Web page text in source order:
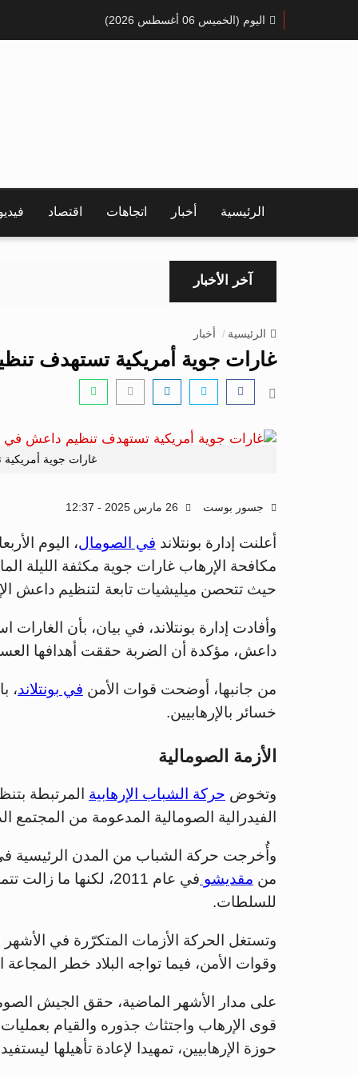
اليوم (الخميس 06 أغسطس 2026)
الرئيسية أخبار اتجاهات اقتصاد
آخر الأخبار
الرئيسية أخبار
غارات جوية أمريكية تستهدف
غارات جوية أمريكية
جسور بوست
أعلنت إدارة بونتلاند في الصومال، اليوم
مكافحة الإرهاب غارات جوية مكثفة الليلة
حيث تتحصن ميليشيات تابعة لتنظيم داعش
وأفادت إدارة بونتلاند، في بيان، بأن
داعش، مؤكدة أن الضربة حققت أهدافها
من جانبها، أوضحت قوات الأمن في بونتلاند،
خسائر بالإرهابيين.
الأزمة الصومالية
وتخوض حركة الشباب الإرهابية
الفيدرالية الصومالية المدعومة من المجتمع
وأُخرجت حركة الشباب من المدن الرئيسية
من مقديشو
في عام 2011، لكنها
للسلطات.
وتستغل الحركة الأزمات المتكرّرة في
وقوات الأمن، فيما تواجه البلاد خطر المجاعة
على مدار الأشهر الماضية، حقق الجيش
قوى الإرهاب واجتثاث جذوره والقيام
حوزة الإرهابيين، تمهيدا لإعادة تأهيلها